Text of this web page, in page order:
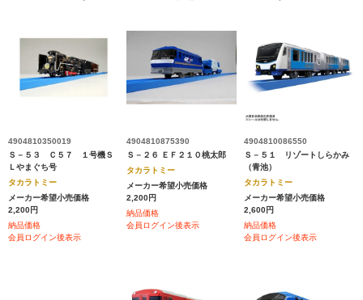
4904810350019
Ｓ－５３ Ｃ５７ １号機Ｓ
Ｌやまぐち号
タカラトミー
メーカー希望小売価格
2,200円
納品価格
会員ログイン後表示
4904810875390
Ｓ－２６ ＥＦ２１０桃太郎
タカラトミー
メーカー希望小売価格
2,200円
納品価格
会員ログイン後表示
4904810086550
Ｓ－５１ リゾートしらかみ
（青池）
タカラトミー
メーカー希望小売価格
2,600円
納品価格
会員ログイン後表示